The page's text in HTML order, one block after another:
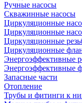
Ручные насосы
Скважинные насосы
Циркуляционные
Циркуляционные
Циркуляционные
Циркуляционные
Энергоэффективные
Энергоэффективные
Запасные части
Отопление
Трубы и фитинги к